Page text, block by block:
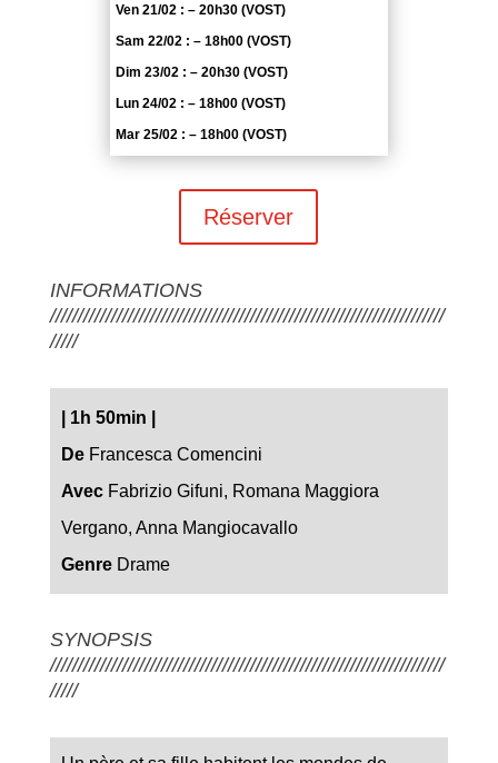
Ven 21/02 : – 20h30 (VOST)
Sam 22/02 : – 18h00 (VOST)
Dim 23/02 : – 20h30 (VOST)
Lun 24/02 : – 18h00 (VOST)
Mar 25/02 : – 18h00 (VOST)
Réserver
INFORMATIONS
///////////////////////////////////////////////////////////////////////
/////
1h 50min
DeFrancesca Comencini
AvecFabrizio Gifuni, Romana Maggiora
Vergano, Anna Mangiocavallo
GenreDrame
SYNOPSIS
///////////////////////////////////////////////////////////////////////
/////